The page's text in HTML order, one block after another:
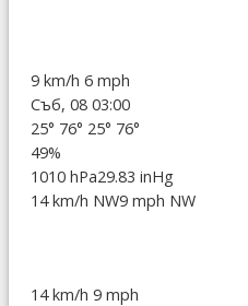
9 km/h 6 mph
Съб, 08 03:00
25° 76° 25° 76°
49%
1010 hPa29.83 inHg
14 km/h NW9 mph NW
14 km/h 9 mph